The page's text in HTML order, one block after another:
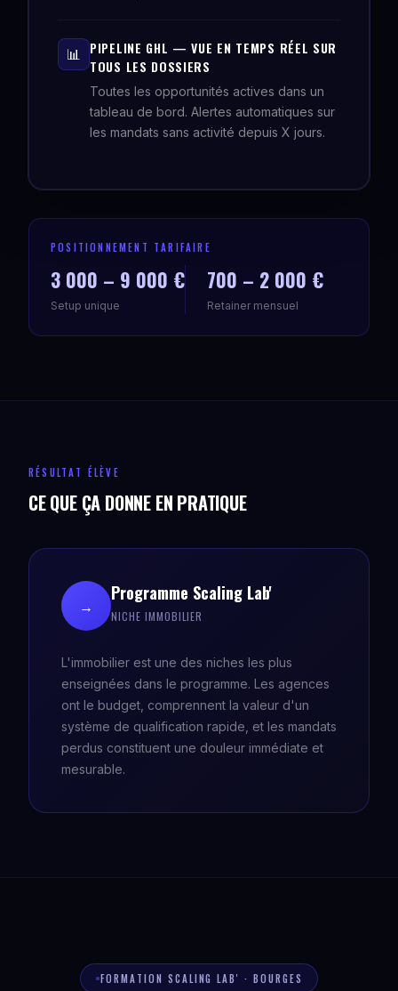
📊 PIPELINE GHL — VUE EN TEMPS RÉEL SUR
TOUS LES DOSSIERS
Toutes les opportunités actives dans un
tableau de bord. Alertes automatiques sur
les mandats sans activité depuis X jours.
POSITIONNEMENT TARIFAIRE
3 000 – 9 000 €
Setup unique
700 – 2 000 €
Retainer mensuel
RÉSULTAT ÉLÈVE
CE QUE ÇA DONNE EN PRATIQUE
→
Programme Scaling Lab'
NICHE IMMOBILIER
L'immobilier est une des niches les plus
enseignées dans le programme. Les agences
ont le budget, comprennent la valeur d'un
système de qualification rapide, et les mandats
perdus constituent une douleur immédiate et
mesurable.
FORMATION SCALING LAB' · BOURGES